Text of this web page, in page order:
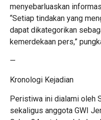
menyebarluaskan
“Setiap tindakan yang
dapat dikategorikan
kemerdekaan pers,”
—
Kronologi Kejadian
Peristiwa ini dialami oleh
sekaligus anggota GWI